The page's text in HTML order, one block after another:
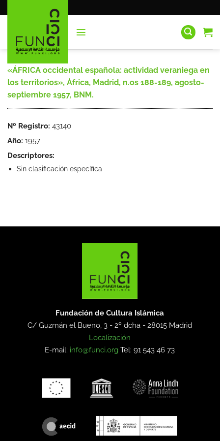
al
«ÁFRICA occidental española: actividad veraniega en
los territorios», África, Madrid, n.os 188-189, agosto-
septiembre 1957, BNM.
Nº Registro: 43140
Año: 1957
Descriptores:
Sin clasificación específica
Fundación de Cultura Islámica
C/ Guzmán el Bueno, 3 - 2º dcha -28015 Madrid
Localización
E-mail: info@funci.org Tel: 91 543 46 73